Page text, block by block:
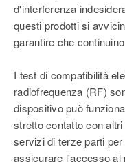
d'interferenza
questi prodotti si
garantire che
I test di compatibilità
radiofrequenza (RF)
dispositivo può
stretto contatto con
servizi di terze parti
assicurare l'accesso al